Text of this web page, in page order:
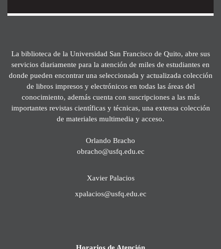
La biblioteca de la Universidad San Francisco de Quito, abre sus
servicios diariamente para la atención de miles de estudiantes en
donde pueden encontrar una seleccionada y actualizada colección
de libros impresos y electrónicos en todas las áreas del
conocimiento, además cuenta con suscripciones a las más
importantes revistas científicas y técnicas, una extensa colección
de materiales multimedia y acceso.
Orlando Bracho
obracho@usfq.edu.ec
Xavier Palacios
xpalacios@usfq.edu.ec
Horarios de Atención